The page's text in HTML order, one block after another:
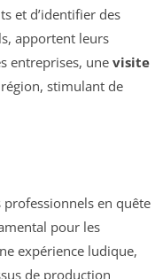
et d’identifier des
apportent leurs
entreprises, une visite
stimulant de
professionnels en quête
pour les
expérience ludique,
de production